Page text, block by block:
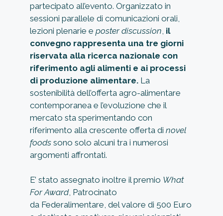
partecipato all’evento. Organizzato in
sessioni parallele di comunicazioni orali,
lezioni plenarie e poster discussion il
convegno rappresenta una tre giorni
riservata alla ricerca nazionale con
riferimento agli alimenti e ai processi
di produzione alimentare. La
sostenibilità dell’offerta agro-alimentare
contemporanea e l’evoluzione che il
mercato sta sperimentando con
riferimento alla crescente offerta di novel
foods sono solo alcuni tra i numerosi
argomenti affrontati.
E’ stato assegnato inoltre il premio What
For Award, Patrocinato
da Federalimentare, del valore di 500 Euro